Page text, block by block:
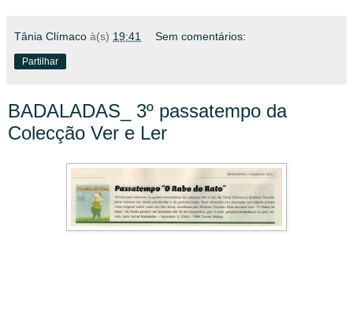
Tânia Clímaco à(s) 19:41 Sem comentários:
Partilhar
BADALADAS_ 3º passatempo da
Colecção Ver e Ler